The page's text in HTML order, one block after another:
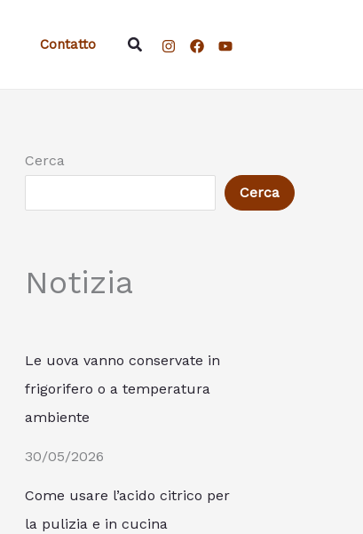
Contatto Cerca
Cerca
Cerca
Notizia
Le uova vanno conservate in
frigorifero o a temperatura
ambiente
30/05/2026
Come usare l’acido citrico per
la pulizia e in cucina